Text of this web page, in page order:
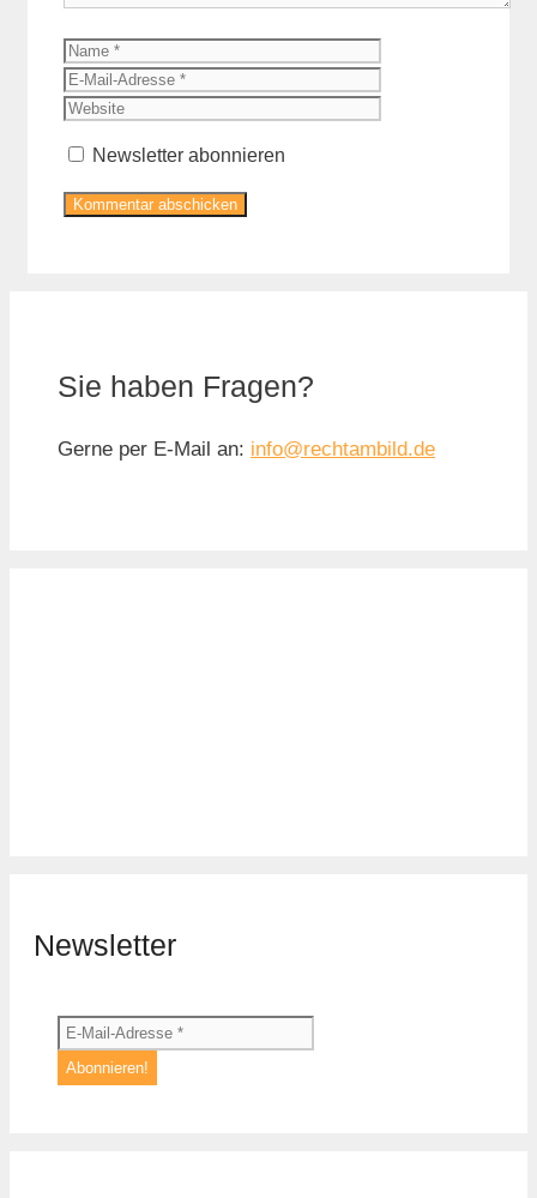
Name
Newsletter abonnieren
Sie haben Fragen?
Gerne per E-Mail an: info@rechtambild.de
Newsletter